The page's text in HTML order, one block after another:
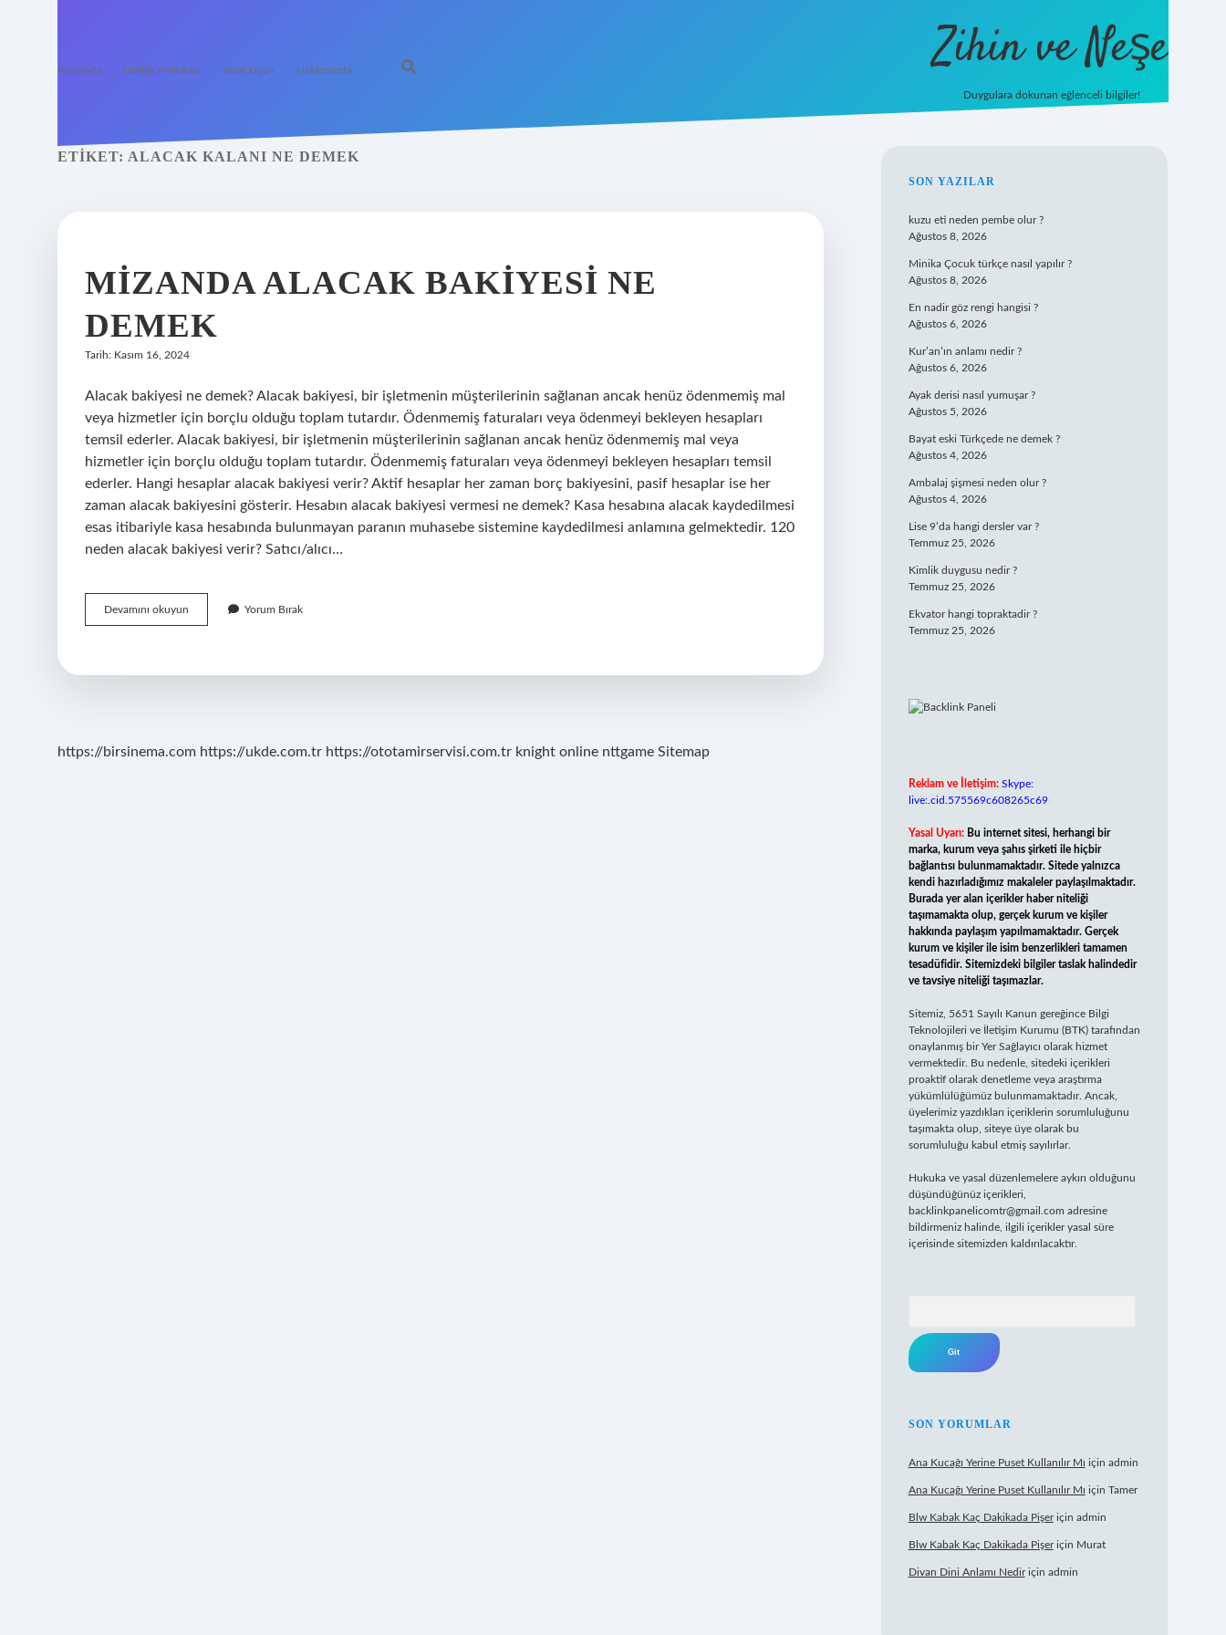
Anasayfa Gizlilik Politikası Yasal Uyarı Hakkımızda Zihin ve Neşe
Duygulara dokunan eğlenceli bilgiler!
ETIKET: ALACAK KALANI NE DEMEK
MIZANDA ALACAK BAKIYESI NE
DEMEK
Tarih: Kasım 16, 2024
Alacak bakiyesi ne demek? Alacak bakiyesi, bir işletmenin müşterilerinin sağlanan ancak henüz ödenmemiş mal
veya hizmetler için borçlu olduğu toplam tutardır. Ödenmemiş faturaları veya ödenmeyi bekleyen hesapları
temsil ederler. Alacak bakiyesi, bir işletmenin müşterilerinin sağlanan ancak henüz ödenmemiş mal veya
hizmetler için borçlu olduğu toplam tutardır. Ödenmemiş faturaları veya ödenmeyi bekleyen hesapları temsil
ederler. Hangi hesaplar alacak bakiyesi verir? Aktif hesaplar her zaman borç bakiyesini, pasif hesaplar ise her
zaman alacak bakiyesini gösterir. Hesabın alacak bakiyesi vermesi ne demek? Kasa hesabına alacak kaydedilmesi
esas itibariyle kasa hesabında bulunmayan paranın muhasebe sistemine kaydedilmesi anlamına gelmektedir. 120
neden alacak bakiyesi verir? Satıcı/alıcı…
Devamını okuyun Mizanda
Alacak
Demek
Yorum Bırak
https://birsinema.com https://ukde.com.tr https://ototamirservisi.com.tr knight online nttgame Sitemap
SIDEBAR
SON YAZILAR
kuzu eti neden pembe olur ?
Ağustos 8, 2026
Minika Çocuk türkçe nasıl yapılır ?
Ağustos 8, 2026
En nadir göz rengi hangisi ?
Ağustos 6, 2026
Kur’an’ın anlamı nedir ?
Ağustos 6, 2026
Ayak derisi nasıl yumuşar ?
Ağustos 5, 2026
Bayat eski Türkçede ne demek ?
Ağustos 4, 2026
Ambalaj şişmesi neden olur ?
Ağustos 4, 2026
Lise 9’da hangi dersler var ?
Temmuz 25, 2026
Kimlik duygusu nedir ?
Temmuz 25, 2026
Ekvator hangi topraktadir ?
Temmuz 25, 2026
Reklam ve İletişim: Skype:
live:.cid.575569c608265c69
Yasal Uyarı: Bu internet sitesi, herhangi bir
marka, kurum veya şahıs şirketi ile hiçbir
bağlantısı bulunmamaktadır. Sitede yalnızca
kendi hazırladığımız makaleler paylaşılmaktadır.
Burada yer alan içerikler haber niteliği
taşımamakta olup, gerçek kurum ve kişiler
hakkında paylaşım yapılmamaktadır. Gerçek
kurum ve kişiler ile isim benzerlikleri tamamen
tesadüfidir. Sitemizdeki bilgiler taslak halindedir
ve tavsiye niteliği taşımazlar.
Sitemiz, 5651 Sayılı Kanun gereğince Bilgi
Teknolojileri ve İletişim Kurumu (BTK) tarafından
onaylanmış bir Yer Sağlayıcı olarak hizmet
vermektedir. Bu nedenle, sitedeki içerikleri
proaktif olarak denetleme veya araştırma
yükümlülüğümüz bulunmamaktadır. Ancak,
üyelerimiz yazdıkları içeriklerin sorumluluğunu
taşımakta olup, siteye üye olarak bu
sorumluluğu kabul etmiş sayılırlar.
Hukuka ve yasal düzenlemelere aykırı olduğunu
düşündüğünüz içerikleri,
backlinkpanelicomtr@gmail.com adresine
bildirmeniz halinde, ilgili içerikler yasal süre
içerisinde sitemizden kaldırılacaktır.
SON YORUMLAR
Ana Kucağı Yerine Puset Kullanılır Mı için admin
Ana Kucağı Yerine Puset Kullanılır Mı için Tamer
Blw Kabak Kaç Dakikada Pişeriçin admin
Blw Kabak Kaç Dakikada Pişeriçin Murat
Divan Dini Anlamı Nediriçin admin